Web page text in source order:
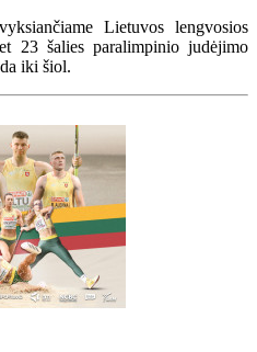
Lietuvos lengvosios
23 šalies paralimpinio judėjimo
iki šiol.